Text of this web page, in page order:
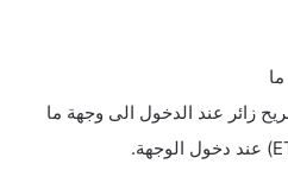
زائر عند الدخول الى وجهة ما